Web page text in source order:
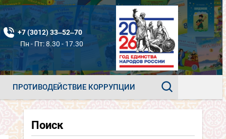
+7 (3012) 33‒52‒70
Пн - Пт: 8.30 - 17.30
ПРОТИВОДЕЙСТВИЕ КОРРУПЦИИ
Поиск